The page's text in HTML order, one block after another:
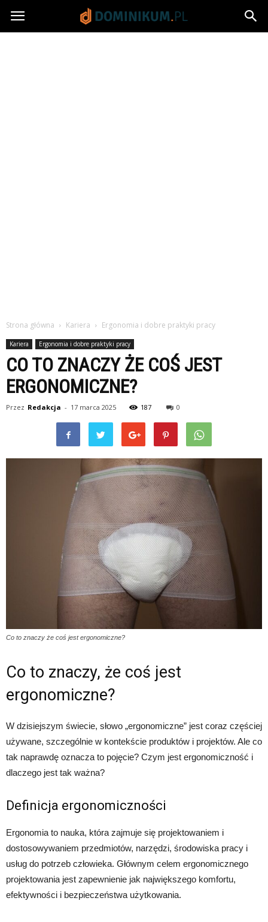
Dominikum.pl
Strona główna Kariera Ergonomia i dobre praktyki pracy
Kariera Ergonomia i dobre praktyki pracy
CO TO ZNACZY ŻE COŚ JEST
ERGONOMICZNE?
Przez Redakcja - 17 marca 2025 187 0
Co to znaczy że coś jest ergonomiczne?
Co to znaczy, że coś jest
ergonomiczne?
W dzisiejszym świecie, słowo „ergonomiczne” jest coraz częściej
używane, szczególnie w kontekście produktów i projektów. Ale co
tak naprawdę oznacza to pojęcie? Czym jest ergonomiczność i
dlaczego jest tak ważna?
Definicja ergonomiczności
Ergonomia to nauka, która zajmuje się projektowaniem i
dostosowywaniem przedmiotów, narzędzi, środowiska pracy i
usług do potrzeb człowieka. Głównym celem ergonomicznego
projektowania jest zapewnienie jak największego komfortu,
efektywności i bezpieczeństwa użytkowania.